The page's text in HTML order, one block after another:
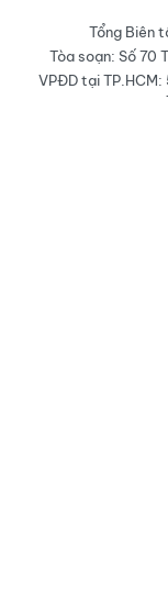
Tổng Biên
Tòa soạn: Số 70
VPĐD tại TP.HCM: